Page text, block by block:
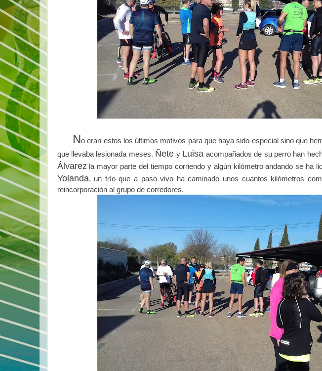
No eran estos los últimos motivos para que haya sido especial sino que
que llevaba lesionada meses. Ñete y Luisa acompañados de su perro han
Álvarez la mayor parte del tiempo corriendo y algún kilómetro andando se ha
Yolanda, un trío que a paso vivo ha caminado unos cuantos kilómetros
reincorporación al grupo de corredores.